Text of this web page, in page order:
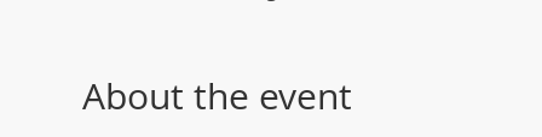
About the event